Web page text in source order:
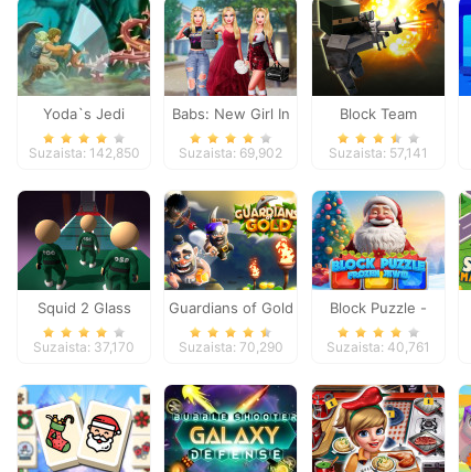
Yoda`s Jedi
Training
Suzaista: 142,850
Babs: New Girl In
School
Suzaista: 69,902
Block Team
Deathmatch
Suzaista: 57,141
Squid 2 Glass
Bridge
Suzaista: 37,170
Guardians of Gold
Suzaista: 70,290
Block Puzzle -
Frozen Jewel
Suzaista: 40,761